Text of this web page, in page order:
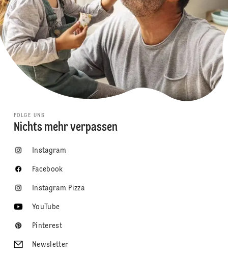
FOLGE UNS
Nichts mehr verpassen
Instagram
Facebook
Instagram Pizza
YouTube
Pinterest
Newsletter